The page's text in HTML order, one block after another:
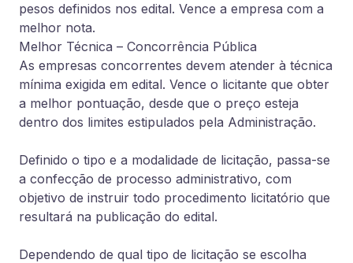
pesos definidos nos edital. Vence a empresa com a
melhor nota.
Melhor Técnica – Concorrência Pública
As empresas concorrentes devem atender à técnica
mínima exigida em edital. Vence o licitante que obter
a melhor pontuação, desde que o preço esteja
dentro dos limites estipulados pela Administração.
Definido o tipo e a modalidade de licitação, passa-se
a confecção de processo administrativo, com
objetivo de instruir todo procedimento licitatório que
resultará na publicação do edital.
Dependendo de qual tipo de licitação se escolha